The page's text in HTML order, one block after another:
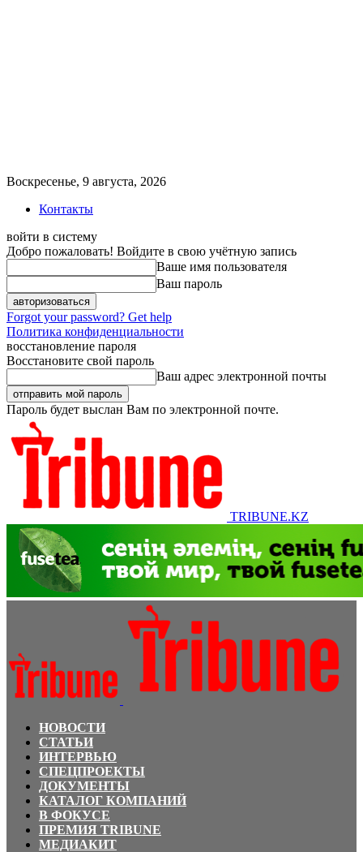
Воскресенье, 9 августа, 2026
Контакты
войти в систему
Добро пожаловать! Войдите в свою учётную запись
Ваше имя пользователя
Ваш пароль
Forgot your password? Get help
Политика конфиденциальности
восстановление пароля
Восстановите свой пароль
Ваш адрес электронной почты
Пароль будет выслан Вам по электронной почте.
TRIBUNE.KZ
НОВОСТИ
СТАТЬИ
ИНТЕРВЬЮ
СПЕЦПРОЕКТЫ
ДОКУМЕНТЫ
КАТАЛОГ КОМПАНИЙ
В ФОКУСЕ
ПРЕМИЯ TRIBUNE
МЕДИАКИТ